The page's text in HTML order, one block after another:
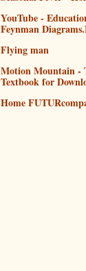
YouTube -
Feynman
Flying man
Motion Mountain -
Textbook for
Home